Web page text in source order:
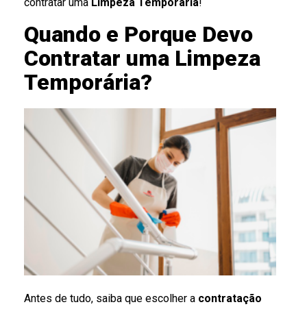
Quando e Porque Devo
Contratar uma Limpeza
Temporária?
Antes de tudo, saiba que escolher a contratação